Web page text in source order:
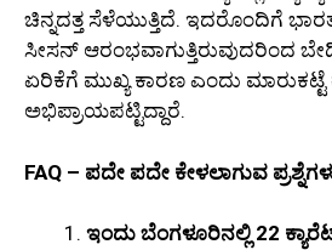
ಚಿನ್ನದತ್ತ ಸೆಳೆಯುತ್ತಿದೆ. ಇದರೊಂದಿಗೆ
ಸೀಸನ್ ಆರಂಭವಾಗುತ್ತಿರುವುದರಿಂದ
ಏರಿಕೆಗೆ ಮುಖ್ಯ ಕಾರಣ ಎಂದು ಮಾರುಕಟ್ಟೆ
ಅಭಿಪ್ರಾಯಪಟ್ಟಿದ್ದಾರೆ.
FAQ – ಪದೇ ಪದೇ ಕೇಳಲಾಗುವ
ಇಂದು ಬೆಂಗಳೂರಿನಲ್ಲಿ 22